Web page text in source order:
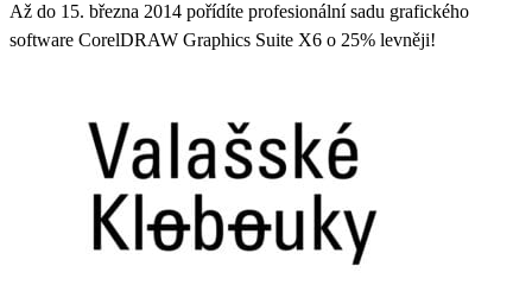
Až do 15. března 2014 pořídíte profesionální sadu grafického
software CorelDRAW Graphics Suite X6 o 25% levněji!